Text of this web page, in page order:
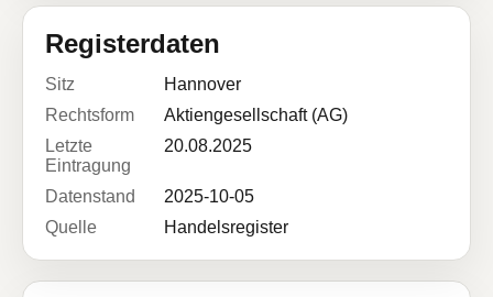
Registerdaten
Sitz
Hannover
Rechtsform
Aktiengesellschaft (AG)
Letzte
Eintragung
20.08.2025
Datenstand
2025-10-05
Quelle
Handelsregister